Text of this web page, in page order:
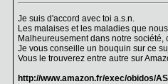
Je suis d'accord avec toi a.s.n.
Les malaises et les maladies que
Malheureusement dans notre
Je vous conseille un bouquin sur ce
Vous le trouverez entre autre sur
http://www.amazon.fr/exec/obidos/